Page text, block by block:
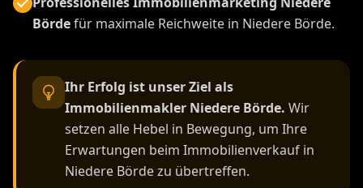
Bördefür maximale Reichweite in Niedere Börde.
Ihr Erfolg ist unser Ziel als
Immobilienmakler Niedere Börde. Wir
setzen alle Hebel in Bewegung, um Ihre
Erwartungen beim Immobilienverkauf in
Niedere Börde zu übertreffen.